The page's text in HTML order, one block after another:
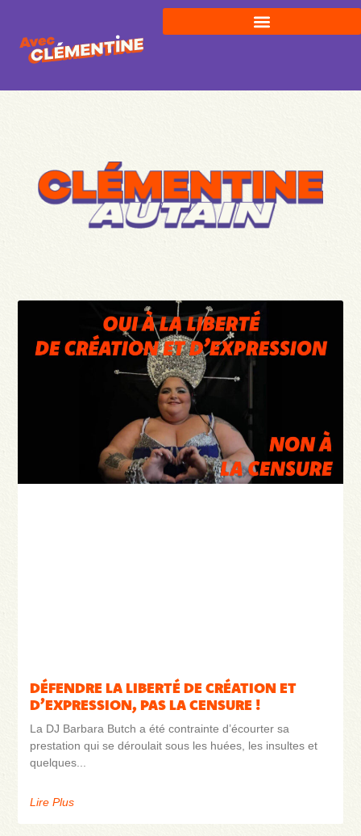
DÉFENDRE LA LIBERTÉ DE CRÉATION ET
D’EXPRESSION, PAS LA CENSURE !
La DJ Barbara Butch a été contrainte d’écourter sa
prestation qui se déroulait sous les huées, les insultes et
quelques
Lire Plus